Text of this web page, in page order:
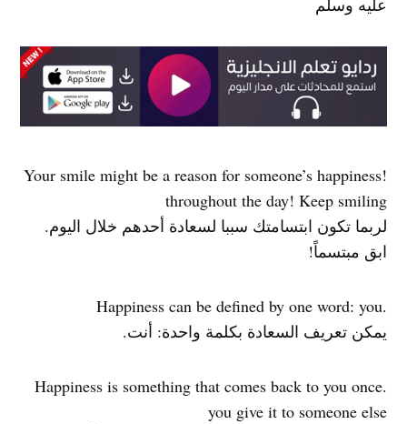
!Your smile might be a reason for someone’s happiness
throughout the day! Keep smiling
لربما تكون ابتسامتك سببا لسعادة أحدهم خلال اليوم.
ابق مبتسماً!
.Happiness can be defined by one word: you
يمكن تعريف السعادة بكلمة واحدة: أنت.
.Happiness is something that comes back to you once
you give it to someone else